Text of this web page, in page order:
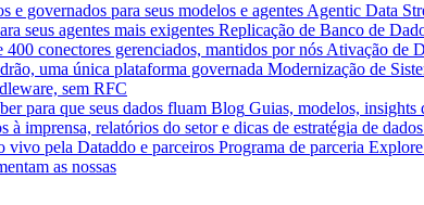
e governados para seus modelos e agentes Agentic Data
seus agentes mais exigentes Replicação de Banco de
400 conectores gerenciados, mantidos por nós Ativação de
uma única plataforma governada Modernização de
sem RFC
para que seus dados fluam Blog Guias, modelos, insights
à imprensa, relatórios do setor e dicas de estratégia de dados
vivo pela Dataddo e parceiros Programa de parceria
as nossas